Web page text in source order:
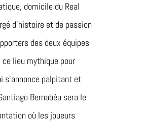
domicile du Real
d’histoire et de passion
des deux équipes
lieu mythique pour
s’annonce palpitant et
Bernabéu sera le
où les joueurs